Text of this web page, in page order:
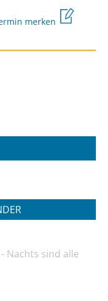
merken
Nachts sind alle